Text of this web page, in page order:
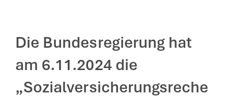
Die Bundesregierung hat
am 6.11.2024 die
„Sozialversicherungsreche